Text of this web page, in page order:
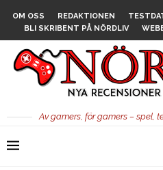
OM OSS REDAKTIONEN
BLI SKRIBENT PÅ NÖRDLIV
Av gamers, för gamers – spel,